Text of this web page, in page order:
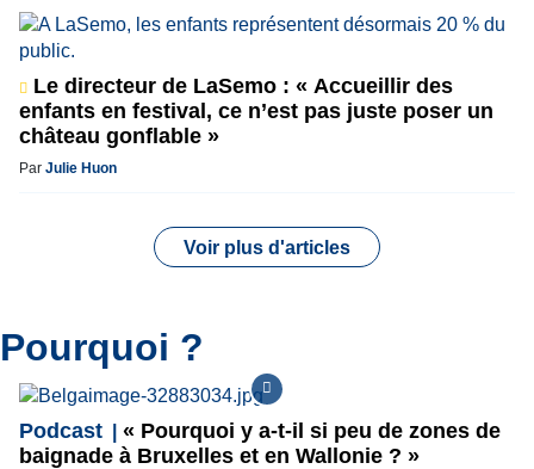
Le directeur de LaSemo : « Accueillir des
enfants en festival, ce n’est pas juste poser un
château gonflable »
Par Julie Huon
Voir plus d'articles
Pourquoi ?
Podcast
« Pourquoi y a-t-il si peu de zones de
baignade à Bruxelles et en Wallonie ? »